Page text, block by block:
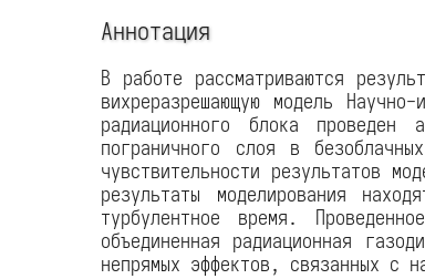
Аннотация
В работе рассматриваются
вихреразрешающую модель
радиационного блока проведен
пограничного слоя в
чувствительности результатов
результаты моделирования
турбулентное время.
объединенная радиационная
непрямых эффектов, связанных с